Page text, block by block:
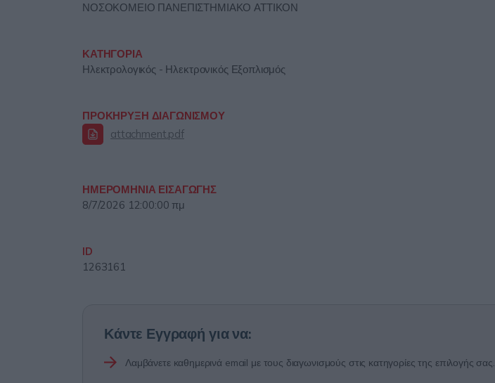
ΝΟΣΟΚΟΜΕΙΟ ΠΑΝΕΠΙΣΤΗΜΙΑΚΟ ΑΤΤΙΚΟΝ
ΚΑΤΗΓΟΡΙΑ
Ηλεκτρολογικός - Ηλεκτρονικός Εξοπλισμός
ΠΡΟΚΗΡΥΞΗ ΔΙΑΓΩΝΙΣΜΟΥ
attachment.pdf
ΗΜΕΡΟΜΗΝΙΑ ΕΙΣΑΓΩΓΗΣ
8/7/2026 12:00:00 πμ
ID
1263161
Κάντε Εγγραφή για να:
Λαμβάνετε καθημερινά email με τους διαγωνισμούς στις κατηγορίες της επιλογής σας.